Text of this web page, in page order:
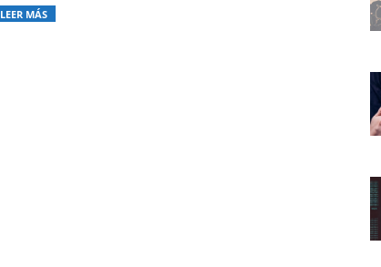
LEER MÁS